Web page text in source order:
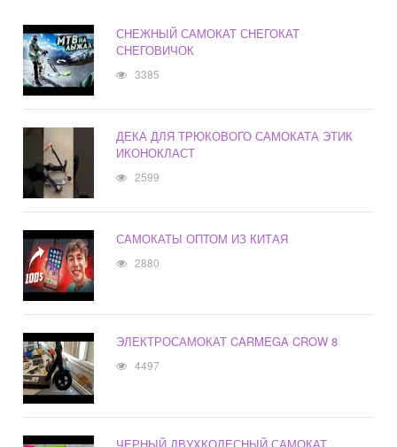
СНЕЖНЫЙ САМОКАТ СНЕГОКАТ
СНЕГОВИЧОК
3385
ДЕКА ДЛЯ ТРЮКОВОГО САМОКАТА ЭТИК
ИКОНОКЛАСТ
2599
САМОКАТЫ ОПТОМ ИЗ КИТАЯ
2880
ЭЛЕКТРОСАМОКАТ CARMEGA CROW 8
4497